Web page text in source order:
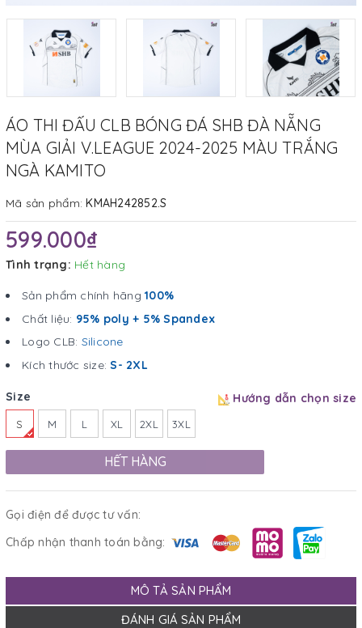
ÁO THI ĐẤU CLB BÓNG ĐÁ SHB ĐÀ NẴNG
MÙA GIẢI V.LEAGUE 2024-2025 MÀU TRẮNG
NGÀ KAMITO
Mã sản phẩm:KMAH242852.S
599.000₫
Tình trạng: Hết hàng
Sản phẩm chính hãng 100%
Chất liệu: 95% poly + 5% Spandex
Logo CLB: Silicone
Kích thước size:S- 2XL
Size Hướng dẫn chọn size
S M L XL 2XL 3XL
HẾT HÀNG
Gọi điện để được tư vấn:
Chấp nhận thanh toán bằng:
MÔ TẢ SẢN PHẨM
ĐÁNH GIÁ SẢN PHẨM